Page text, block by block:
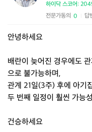
하이닥 스코어:
전문가동의 0 답
안녕하세요
배란이 늦어진 경우에도
으로 불가능하며,
관계 21일(3주) 후에 아기
두 번째 일정이 훨씬 가능
건승하세요